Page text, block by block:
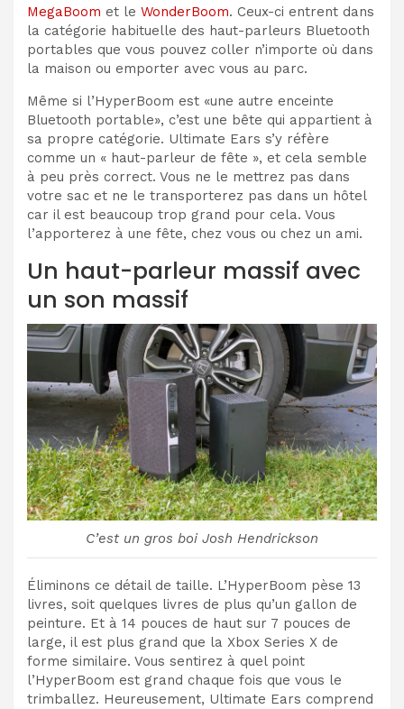
MegaBoom et le WonderBoom. Ceux-ci entrent dans
la catégorie habituelle des haut-parleurs Bluetooth
portables que vous pouvez coller n’importe où dans
la maison ou emporter avec vous au parc.
Même si l’HyperBoom est «une autre enceinte
Bluetooth portable», c’est une bête qui appartient à
sa propre catégorie. Ultimate Ears s’y réfère
comme un « haut-parleur de fête », et cela semble
à peu près correct. Vous ne le mettrez pas dans
votre sac et ne le transporterez pas dans un hôtel
car il est beaucoup trop grand pour cela. Vous
l’apporterez à une fête, chez vous ou chez un ami.
Un haut-parleur massif avec
un son massif
C’est un gros boi Josh Hendrickson
Éliminons ce détail de taille. L’HyperBoom pèse 13
livres, soit quelques livres de plus qu’un gallon de
peinture. Et à 14 pouces de haut sur 7 pouces de
large, il est plus grand que la Xbox Series X de
forme similaire. Vous sentirez à quel point
l’HyperBoom est grand chaque fois que vous le
trimballez. Heureusement, Ultimate Ears comprend